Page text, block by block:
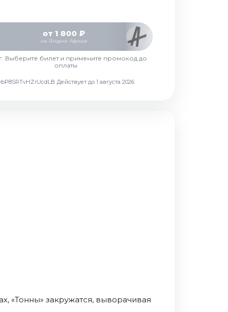
от 1 800 ₽
на Яндекс Афише
Выберите билет и примените промокод до
оплаты
Действует до 1 августа 2026
«Тонны» закружатся, выворачивая